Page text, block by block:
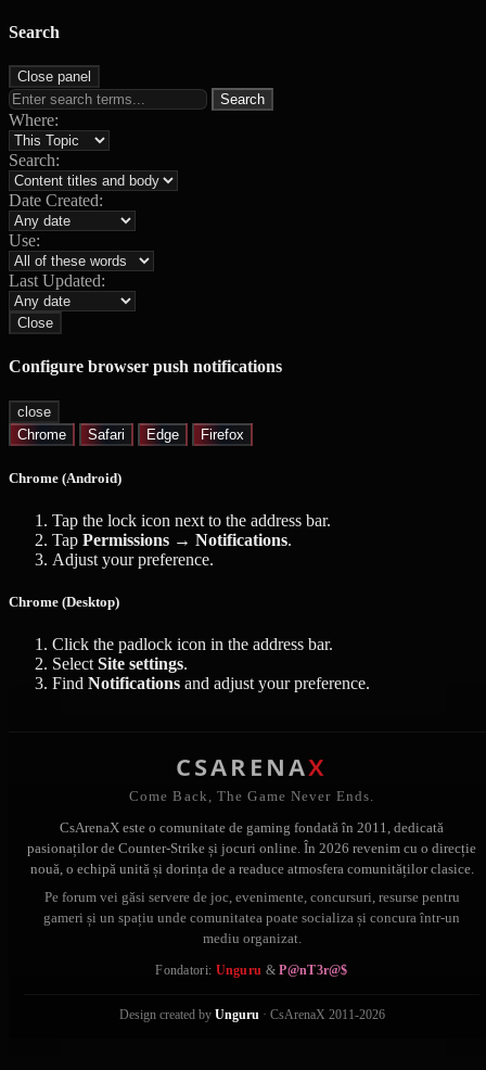
Search
Close panel
Search
Where:
Search:
Date Created:
Use:
Last Updated:
Close
Configure browser push notifications
close
Chrome
Safari Edge Firefox
Chrome (Android)
Tap the lock icon next to the address bar.
Tap Permissions → Notifications.
Adjust your preference.
Chrome (Desktop)
Click the padlock icon in the address bar.
Select Site settings.
Find Notifications and adjust your preference.
CSARENAX
Come Back, The Game Never Ends.
CsArenaX este o comunitate de gaming fondată în 2011, dedicată
pasionaților de Counter-Strike și jocuri online. În 2026 revenim cu o direcție
nouă, o echipă unită și dorința de a readuce atmosfera comunităților clasice.
Pe forum vei găsi servere de joc, evenimente, concursuri, resurse pentru
gameri și un spațiu unde comunitatea poate socializa și concura într-un
mediu organizat.
Fondatori: Unguru &P@nT3r@$
Design created by Unguru · CsArenaX 2011-2026